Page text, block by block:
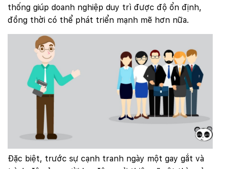
thống giúp doanh nghiệp duy trì được độ ổn định,
đồng thời có thể phát triển mạnh mẽ hơn nữa.
Đặc biệt, trước sự cạnh tranh ngày một gay gắt và